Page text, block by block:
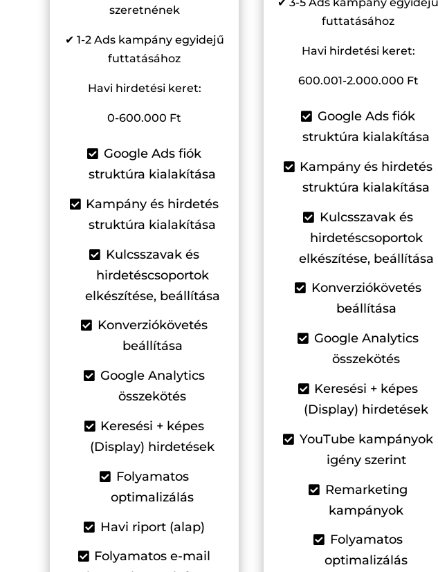
szeretnének
✔ 1-2 Ads kampány egyidejű
futtatásához
Havi hirdetési keret:
0-600.000 Ft
Google Ads fiók
struktúra kialakítása
Kampány és hirdetés
struktúra kialakítása
Kulcsszavak és
hirdetéscsoportok
elkészítése, beállítása
Konverziókövetés
beállítása
Google Analytics
összekötés
Keresési + képes
(Display) hirdetések
Folyamatos
optimalizálás
Havi riport (alap)
Folyamatos e-mail
futtatásához
Havi hirdetési keret:
600.001-2.000.000 Ft
Google Ads fiók
struktúra kialakítása
Kampány és hirdetés
struktúra kialakítása
Kulcsszavak és
hirdetéscsoportok
elkészítése, beállítása
Konverziókövetés
beállítása
Google Analytics
összekötés
Keresési + képes
(Display) hirdetések
YouTube kampányok
igény szerint
Remarketing
kampányok
Folyamatos
optimalizálás